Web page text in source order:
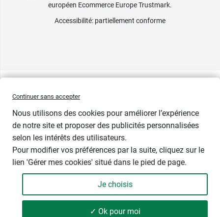
- +
européen Ecommerce Europe Trustmark.
Accessibilité: partiellement conforme
Continuer sans accepter
Nous utilisons des cookies pour améliorer l’expérience
de notre site et proposer des publicités personnalisées
selon les intérêts des utilisateurs.
Pour modifier vos préférences par la suite, cliquez sur le
lien 'Gérer mes cookies' situé dans le pied de page.
Je choisis
✓ Ok pour moi